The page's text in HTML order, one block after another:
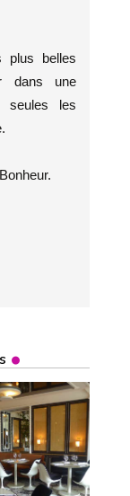
plus belles
dans une
seules les